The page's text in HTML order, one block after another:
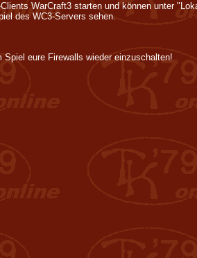
WarCraft3 starten und können unter
des WC3-Servers sehen.
eure Firewalls wieder einzuschalten!